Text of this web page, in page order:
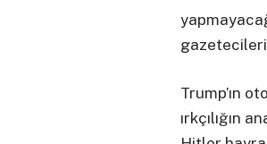
Trump’ın
ırkçılığın